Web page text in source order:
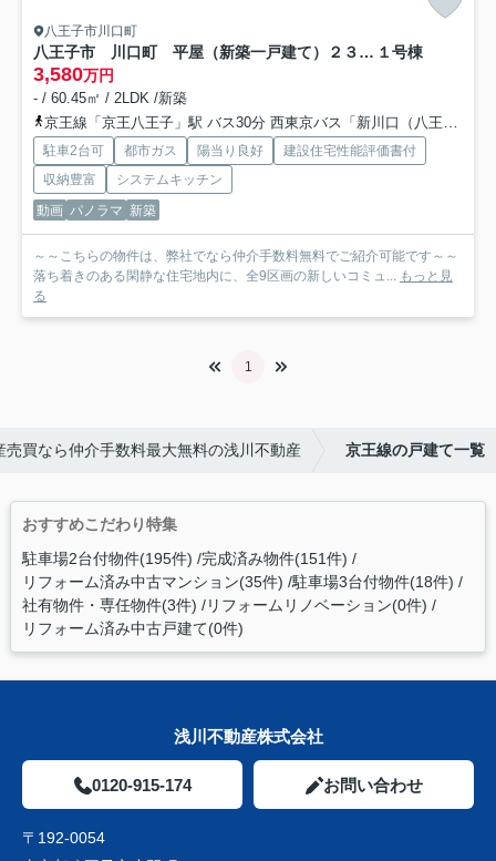
八王子市川口町
八王子市 川口町 平屋（新築一戸建て）２３ー３期 １号棟
3,580万円
- / 60.45㎡ / 2LDK /新築
京王線「京王八王子」駅 バス30分 西東京バス「新川口（八王子市）」 停歩5分
駐車2台可 都市ガス 陽当り良好
建設住宅性能評価書付
収納豊富
システムキッチン
動画 パノラマ 新築
～～こちらの物件は、弊社でなら仲介手数料無料でご紹介可能です～～
落ち着きのある閑静な住宅地内に、全9区画の新しいコミュ...
もっと見
る
1
売買なら仲介手数料最大無料の浅川不動産 京王線の戸建て一覧
おすすめこだわり特集
駐車場2台付物件(195件) 完成済み物件(151件)
リフォーム済み中古マンション(35件) 駐車場3台付物件(18件)
社有物件・専任物件(3件) リフォームリノベーション(0件)
リフォーム済み中古戸建て(0件)
浅川不動産株式会社
0120-915-174 お問い合わせ
〒192-0054